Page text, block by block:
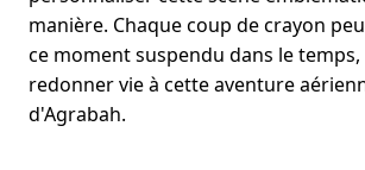
manière. Chaque coup de crayon
ce moment suspendu dans le
redonner vie à cette aventure
d'Agrabah.